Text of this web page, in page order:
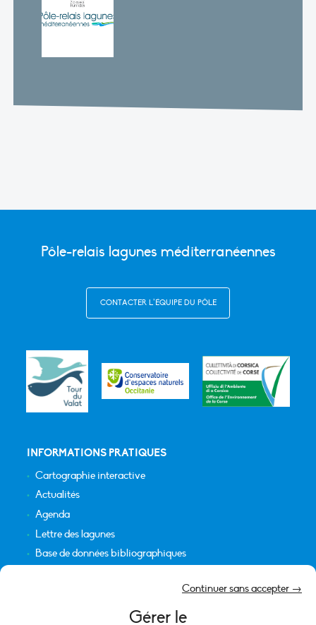
Gérer le
Continuer sans accepter →
Pôle-relais lagunes méditerranéennes
CONTACTER L’ÉQUIPE DU PÔLE
INFORMATIONS PRATIQUES
Cartographie interactive
Actualités
Agenda
Lettre des lagunes
Base de données bibliographiques